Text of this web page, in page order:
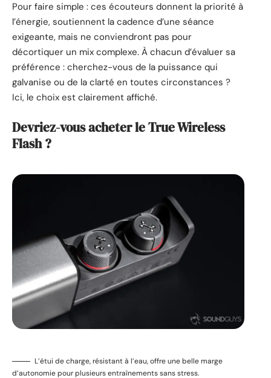
Pour faire simple : ces écouteurs donnent la priorité à
l’énergie, soutiennent la cadence d’une séance
exigeante, mais ne conviendront pas pour
décortiquer un mix complexe. À chacun d’évaluer sa
préférence : cherchez-vous de la puissance qui
galvanise ou de la clarté en toutes circonstances ?
Ici, le choix est clairement affiché.
Devriez-vous acheter le True Wireless
Flash ?
L’étui de charge, résistant à l’eau, offre une belle marge
d’autonomie pour plusieurs entraînements sans stress.